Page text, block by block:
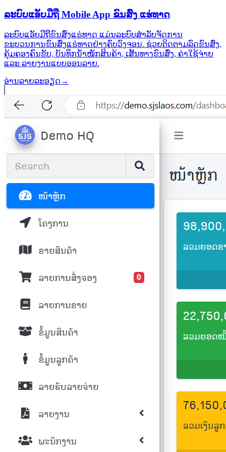
ລະບົບແອັບມືຖື Mobile App ຂົນສົ່ງ ແຮ່ທາດ
ລະບົບແອັບມືຖືຂົນສົ່ງແຮ່ທາດ ແມ່ນລະບົບສຳລັບຈັດການ
ຂະບວນການຂົນສົ່ງແຮ່ທາດຢ່າງຄົບວົງຈອນ. ຊ່ວຍຕິດຕາມລົດຂົນສົ່ງ,
ຄຸ້ມຄອງຄົນຂັບ, ບັນທຶກນ້ຳໜັກສິນຄ້າ, ເສັ້ນທາງຂົນສົ່ງ, ຄ່າໃຊ້ຈ່າຍ
ແລະ ລາຍງານແບບອອນລາຍ.
ອ່ານລາຍລະອຽດ →